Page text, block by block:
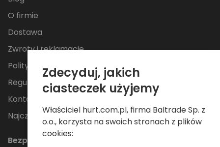
O firmie
Dostawa
Zwroty i reklamacje
Polityka Prywatności
Regulamin
Kontakt
Najczęściej zadawane pytania
Bezpieczne płatności
Zdecyduj, jakich
ciasteczek użyjemy
Właściciel hurt.com.pl, firma Baltrade Sp. z
o.o., korzysta na swoich stronach z plików
cookies: